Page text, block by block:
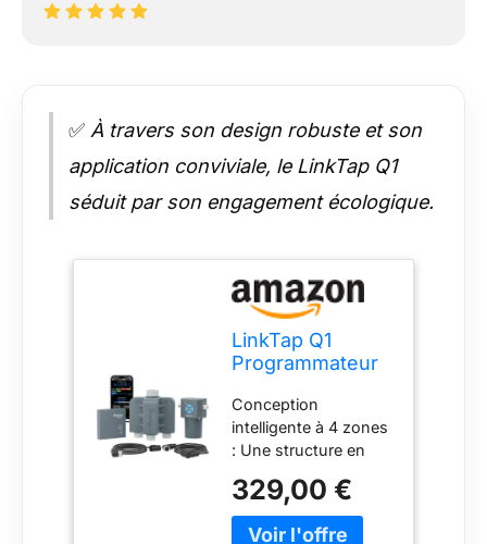
✅ À travers son design robuste et son
application conviviale, le LinkTap Q1
séduit par son engagement écologique.
LinkTap Q1
Programmateur
Zones et
Gateway, 4
Débitmètres
Conception
intelligente à 4 zones
: Une structure en
contrôleur de vanne
sans fil à 4 zones et
329,00 €